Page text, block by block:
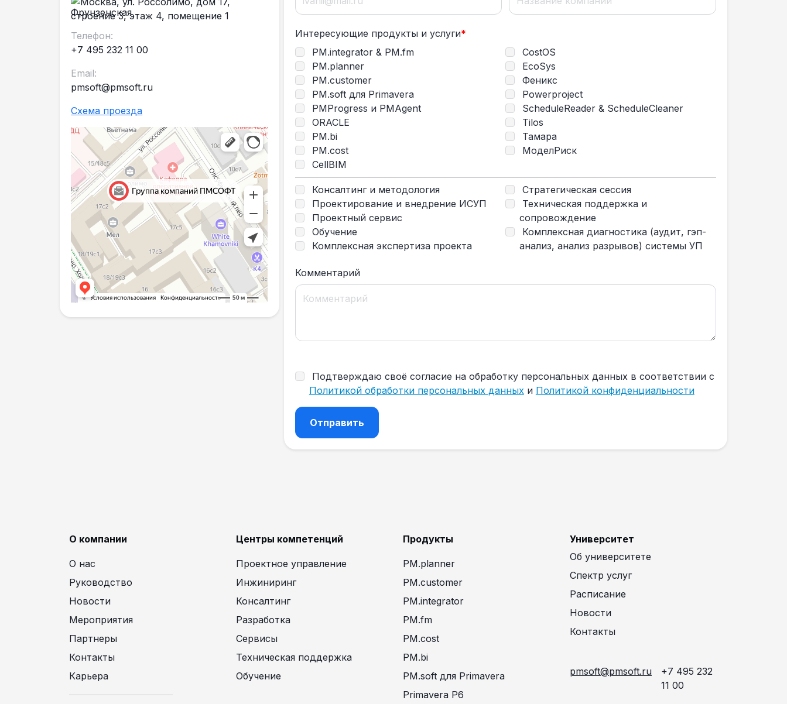
Фрунзенская
Телефон:
+7 495 232 11 00
Email:
pmsoft@pmsoft.ru
Схема проезда
Интересующие продукты и услуги*
PM.integrator & PM.fm
PM.planner
PM.customer
PM.soft для Primavera
PMProgress и PMAgent
ORACLE
PM.bi
PM.cost
CellBIM
CostOS
EcoSys
Феникс
Powerproject
ScheduleReader & ScheduleCleaner
Tilos
Тамара
МоделРиск
Консалтинг и методология
Проектирование и внедрение ИСУП
Проектный сервис
Обучение
Комплексная экспертиза проекта
Стратегическая сессия
Техническая поддержка и
сопровождение
Комплексная диагностика (аудит, гэп-
анализ, анализ разрывов) системы УП
Комментарий
Подтверждаю своё согласие на обработку персональных данных в соответствии с
Политикой обработки персональных данных и Политикой конфиденциальности
О компании
О нас
Руководство
Новости
Мероприятия
Партнеры
Контакты
Карьера
Центры компетенций
Проектное управление
Инжиниринг
Консалтинг
Разработка
Сервисы
Техническая поддержка
Обучение
Продукты
PM.planner
PM.customer
PM.integrator
PM.fm
PM.cost
PM.bi
PM.soft для Primavera
Primavera P6
Университет
Об университете
Спектр услуг
Расписание
Новости
Контакты
pmsoft@pmsoft.ru
+7 495 232
11 00